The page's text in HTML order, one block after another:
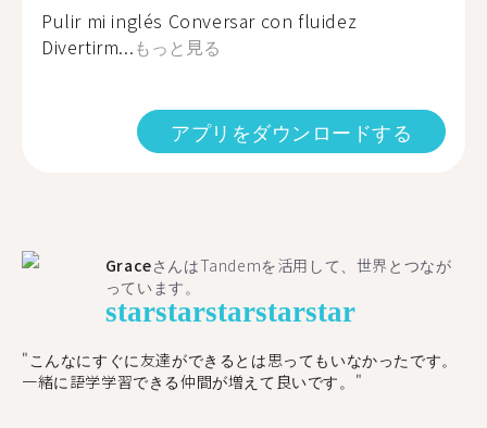
Pulir mi inglés Conversar con fluidez
Divertirm...もっと見る
アプリをダウンロードする
GraceさんはTandemを活用して、世界とつなが
っています。
starstarstarstarstar
"こんなにすぐに友達ができるとは思ってもいなかったです。
一緒に語学学習できる仲間が増えて良いです。"